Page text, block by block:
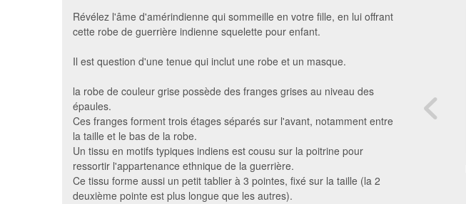
Révélez l'âme d'amérindienne qui sommeille en votre fille, en lui offrant
cette robe de guerrière indienne squelette pour enfant.
Il est question d'une tenue qui inclut une robe et un masque.
la robe de couleur grise possède des franges grises au niveau des
épaules.
Ces franges forment trois étages séparés sur l'avant, notamment entre
la taille et le bas de la robe.
Un tissu en motifs typiques indiens est cousu sur la poitrine pour
ressortir l'appartenance ethnique de la guerrière.
Ce tissu forme aussi un petit tablier à 3 pointes, fixé sur la taille (la 2
deuxième pointe est plus longue que les autres).
Costume de texas girl
35 €
Costume d'indienne sioux
36 €